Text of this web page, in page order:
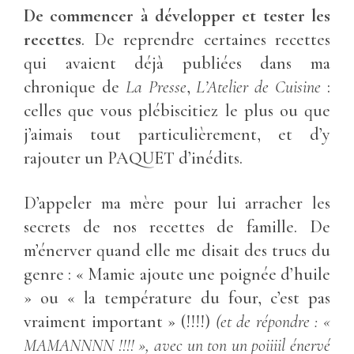
De commencer à développer et tester les
recettes. De reprendre certaines recettes
qui avaient déjà publiées dans ma
chronique de La Presse,L’Atelier de Cuisine :
celles que vous plébiscitiez le plus ou que
j’aimais tout particulièrement, et d’y
rajouter un PAQUET d’inédits.
D’appeler ma mère pour lui arracher les
secrets de nos recettes de famille. De
m’énerver quand elle me disait des trucs du
genre : « Mamie ajoute une poignée d’huile
» ou « la température du four, c’est pas
vraiment important » (!!!!) (et de répondre : «
MAMANNNN !!!! », avec un ton un poiiiil énervé